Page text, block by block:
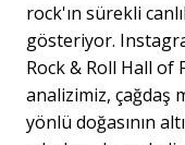
rock'ın sürekli
gösteriyor.
Rock & Roll Hall of
analizimiz, çağdaş
yönlü doğasının